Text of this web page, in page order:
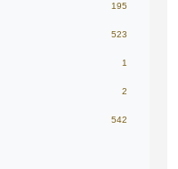
195
523
1
2
542